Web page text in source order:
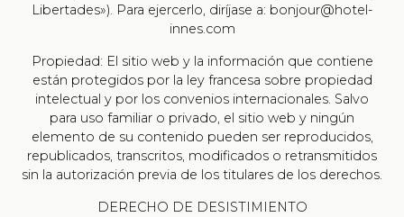
Libertades»). Para ejercerlo, diríjase a: bonjour@hotel-
innes.com
Propiedad: El sitio web y la información que contiene
están protegidos por la ley francesa sobre propiedad
intelectual y por los convenios internacionales. Salvo
para uso familiar o privado, el sitio web y ningún
elemento de su contenido pueden ser reproducidos,
republicados, transcritos, modificados o retransmitidos
sin la autorización previa de los titulares de los derechos.
DERECHO DE DESISTIMIENTO